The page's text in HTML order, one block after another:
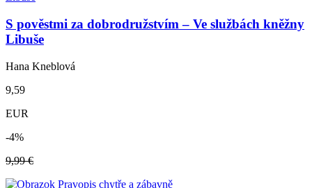
S pověstmi za dobrodružstvím – Ve službách kněžny
Libuše
Hana Kneblová
9,59
EUR
-4%
9,99 €